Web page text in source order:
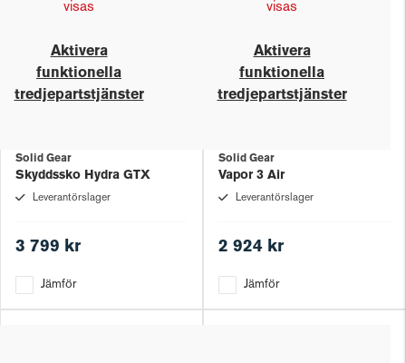
visas
Aktivera
funktionella
tredjepartstjänster
Solid Gear
Skyddssko Hydra GTX
Leverantörslager
3 799 kr
Jämför
visas
Aktivera
funktionella
tredjepartstjänster
Solid Gear
Vapor 3 Air
Leverantörslager
2 924 kr
Jämför